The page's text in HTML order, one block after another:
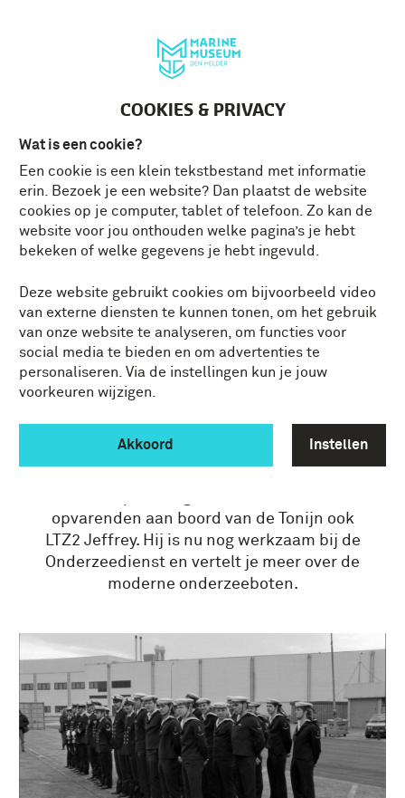
COOKIES & PRIVACY
Wat is een cookie?
Een cookie is een klein tekstbestand met informatie
erin. Bezoek je een website? Dan plaatst de website
cookies op je computer, tablet of telefoon. Zo kan de
website voor jou onthouden welke pagina’s je hebt
bekeken of welke gegevens je hebt ingevuld.
Deze website gebruikt cookies om bijvoorbeeld video
van externe diensten te kunnen tonen, om het gebruik
van onze website te analyseren, om functies voor
social media te bieden en om advertenties te
personaliseren. Via de instellingen kun je jouw
voorkeuren wijzigen.
Akkoord Instellen
ONDERZEEDIENST VAN
NU
opvarenden aan boord van de Tonijn ook
LTZ2 Jeffrey. Hij is nu nog werkzaam bij de
Onderzeedienst en vertelt je meer over de
moderne onderzeeboten.